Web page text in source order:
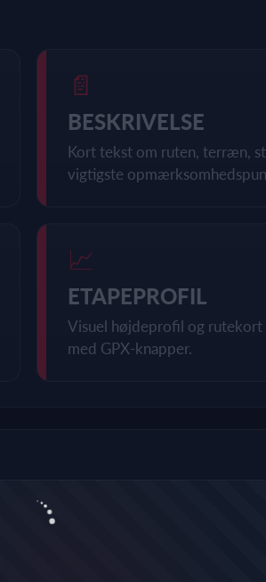
📄
BESKRIVELSE
Kort tekst om ruten, terræn,
vigtigste
📈
ETAPEPROFIL
Visuel højdeprofil og rutekort
med GPX-knapper.